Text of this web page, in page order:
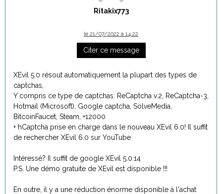
Ritakix773
le 21/07/2022 à 14:22
Citer ce message
XEvil 5.0 résout automatiquement la plupart des types de
captchas,
Y compris ce type de captchas: ReCaptcha v.2, ReCaptcha-3,
Hotmail (Microsoft), Google captcha, SolveMedia,
BitcoinFaucet, Steam, +12000
+ hCaptcha prise en charge dans le nouveau XEvil 6.0! Il suffit
de rechercher XEvil 6.0 sur YouTube
Intéressé? Il suffit de google XEvil 5.0.14
P.S. Une démo gratuite de XEvil est disponible !!!
En outre, il y a une réduction énorme disponible à l'achat